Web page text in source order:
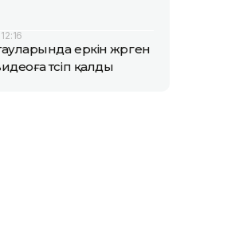
еркін жүрген
түсіп қалды